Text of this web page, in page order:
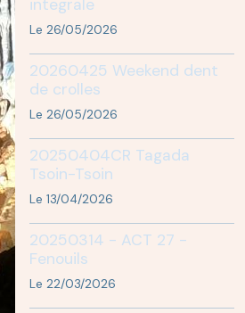
integrale
Le 26/05/2026
20260425 Weekend dent
de crolles
Le 26/05/2026
20250404CR Tagada
Tsoin-Tsoin
Le 13/04/2026
20250314 - ACT 27 -
Fenouils
Le 22/03/2026